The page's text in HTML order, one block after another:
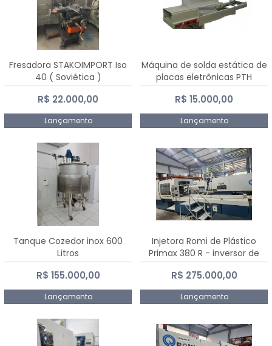
Fresadora STAKOIMPORT Iso
40 ( Soviética )
R$ 22.000,00
Lançamento
Máquina de solda estática de
placas eletrônicas PTH
DIALSAT
R$ 15.000,00
Lançamento
Tanque Cozedor inox 600
Litros
R$ 155.000,00
Lançamento
Injetora Romi de Plástico
Primax 380 R - inversor de
frequência NR 12 - 2008
R$ 275.000,00
Lançamento